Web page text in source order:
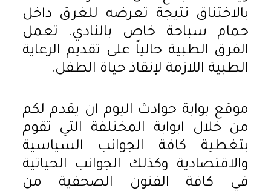
بالاختناق نتيجة تعرضه للغرق داخل
حمام سباحة خاص بالنادي. تعمل
الفرق الطبية حالياً على تقديم الرعاية
الطبية اللازمة لإنقاذ حياة الطفل.
موقع بوابة حوادث اليوم ان يقدم لكم
من خلال ابوابة المختلفة التي تقوم
بتغطية كافة الجوانب السياسية
والاقتصادية وكذلك الجوانب الحياتية
في كافة الفنون الصحفية من